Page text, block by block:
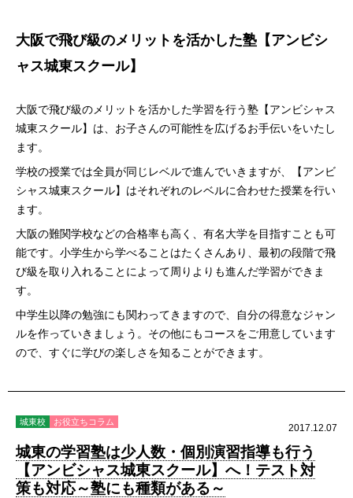
大阪で飛び級のメリットを活かした塾【アンビシ
ャス城東スクール】
大阪で飛び級のメリットを活かした学習を行う塾【アンビシャス
城東スクール】は、お子さんの可能性を広げるお手伝いをいたし
ます。
学校の授業では全員が同じレベルで進んでいきますが、【アンビ
シャス城東スクール】はそれぞれのレベルに合わせた授業を行い
ます。
大阪の難関学校などの合格率も高く、有名大学を目指すことも可
能です。小学生から学べることはたくさんあり、最初の段階で飛
び級を取り入れることによって周りよりも進んだ学習ができま
す。
中学生以降の勉強にも関わってきますので、自分の得意なジャン
ルを作っていきましょう。その他にもコースをご用意しています
ので、すぐに学びの楽しさを知ることができます。
城東校 お役立ちコラム
2017.12.07
城東の学習塾は少人数・個別演習指導も行う
【アンビシャス城東スクール】へ！テスト対
策も対応～塾にも種類がある～